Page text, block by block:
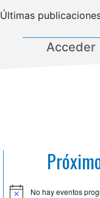
Últimas
Acceder
No hay eventos